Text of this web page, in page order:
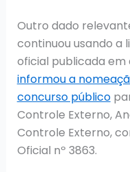
Outro dado
continuou usando a
oficial publicada em
informou a
concurso público
Controle Externo,
Controle Externo,
Oficial nº 3863.